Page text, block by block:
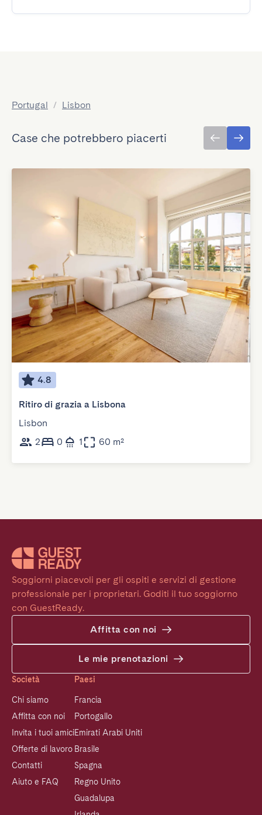
Portugal / Lisbon
Case che potrebbero piacerti
4.8
Ritiro di grazia a Lisbona
Lisbon
2
0 1 60 m²
Soggiorni piacevoli per gli ospiti e servizi di gestione
professionale per i proprietari. Goditi il tuo soggiorno
con GuestReady.
Affitta con noi
Le mie prenotazioni
Società
Chi siamo
Affitta con noi
Invita i tuoi amici
Offerte di lavoro
Contatti
Aiuto e FAQ
Paesi
Francia
Portogallo
Emirati Arabi Uniti
Brasile
Spagna
Regno Unito
Guadalupa